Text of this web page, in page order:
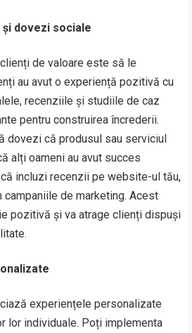
dovezi sociale
de valoare este să le
au avut o experiență pozitivă cu
recenziile și studiile de caz
pentru construirea încrederii.
dovezi că produsul sau serviciul
alți oameni au avut succes
incluzi recenzii pe website-ul tău,
de marketing. Acest
pozitivă și va atrage clienți dispuși
experiențele personalizate
lor individuale. Poți implementa